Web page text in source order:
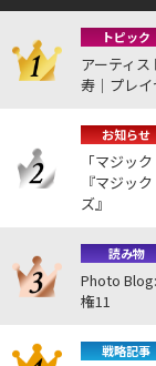
トピック
アーティ
寿｜プレ
お知らせ
「マジッ
『マジッ
ズ』
読み物
Photo
権11
戦略記事